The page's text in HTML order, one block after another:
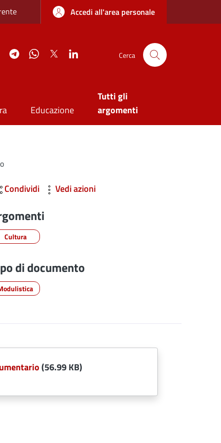
sottileAccedi all'area personale
YouTubeTelegramWhatsApp
Twitter Cerca
Educazione
Tutti gli
argomenti
Condividi Vedi azioni
Cultura
di documento
(56.99 KB)